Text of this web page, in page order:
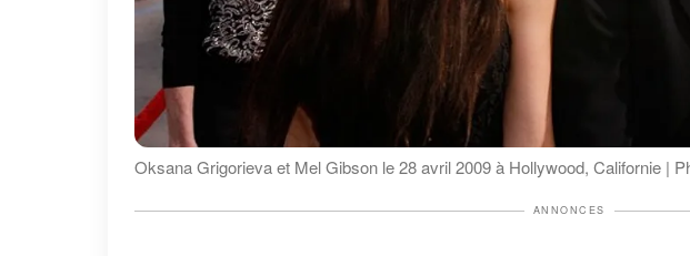
Oksana Grigorieva et Mel Gibson le 28 avril 2009 à Hollywood, Californie |
ANNONCES